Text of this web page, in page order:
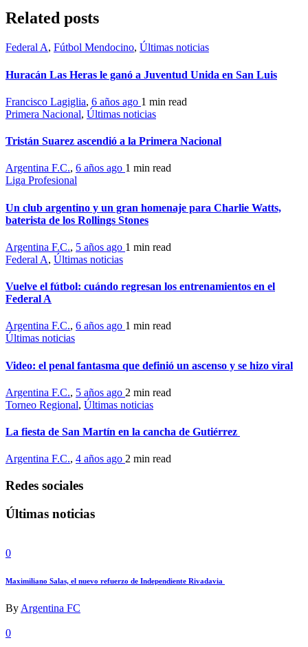
Related posts
Federal A, Fútbol Mendocino, Últimas noticias
Huracán Las Heras le ganó a Juventud Unida en San Luis
Francisco Lagiglia, 6 años ago 1 min read
Primera Nacional, Últimas noticias
Tristán Suarez ascendió a la Primera Nacional
Argentina F.C., 6 años ago 1 min read
Liga Profesional
Un club argentino y un gran homenaje para Charlie Watts,
baterista de los Rollings Stones
Argentina F.C., 5 años ago 1 min read
Federal A, Últimas noticias
Vuelve el fútbol: cuándo regresan los entrenamientos en el
Federal A
Argentina F.C., 6 años ago 1 min read
Últimas noticias
Video: el penal fantasma que definió un ascenso y se hizo viral
Argentina F.C., 5 años ago 2 min read
Torneo Regional, Últimas noticias
La fiesta de San Martín en la cancha de Gutiérrez
Argentina F.C., 4 años ago 2 min read
Redes sociales
Últimas noticias
0
Maximiliano Salas, el nuevo refuerzo de Independiente Rivadavia
By Argentina FC
0